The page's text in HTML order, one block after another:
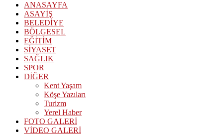
ANASAYFA
ASAYİŞ
BELEDİYE
BÖLGESEL
EĞİTİM
SİYASET
SAĞLIK
SPOR
DİĞER
Kent Yaşam
Köşe Yazıları
Turizm
Yerel Haber
FOTO GALERİ
VİDEO GALERİ